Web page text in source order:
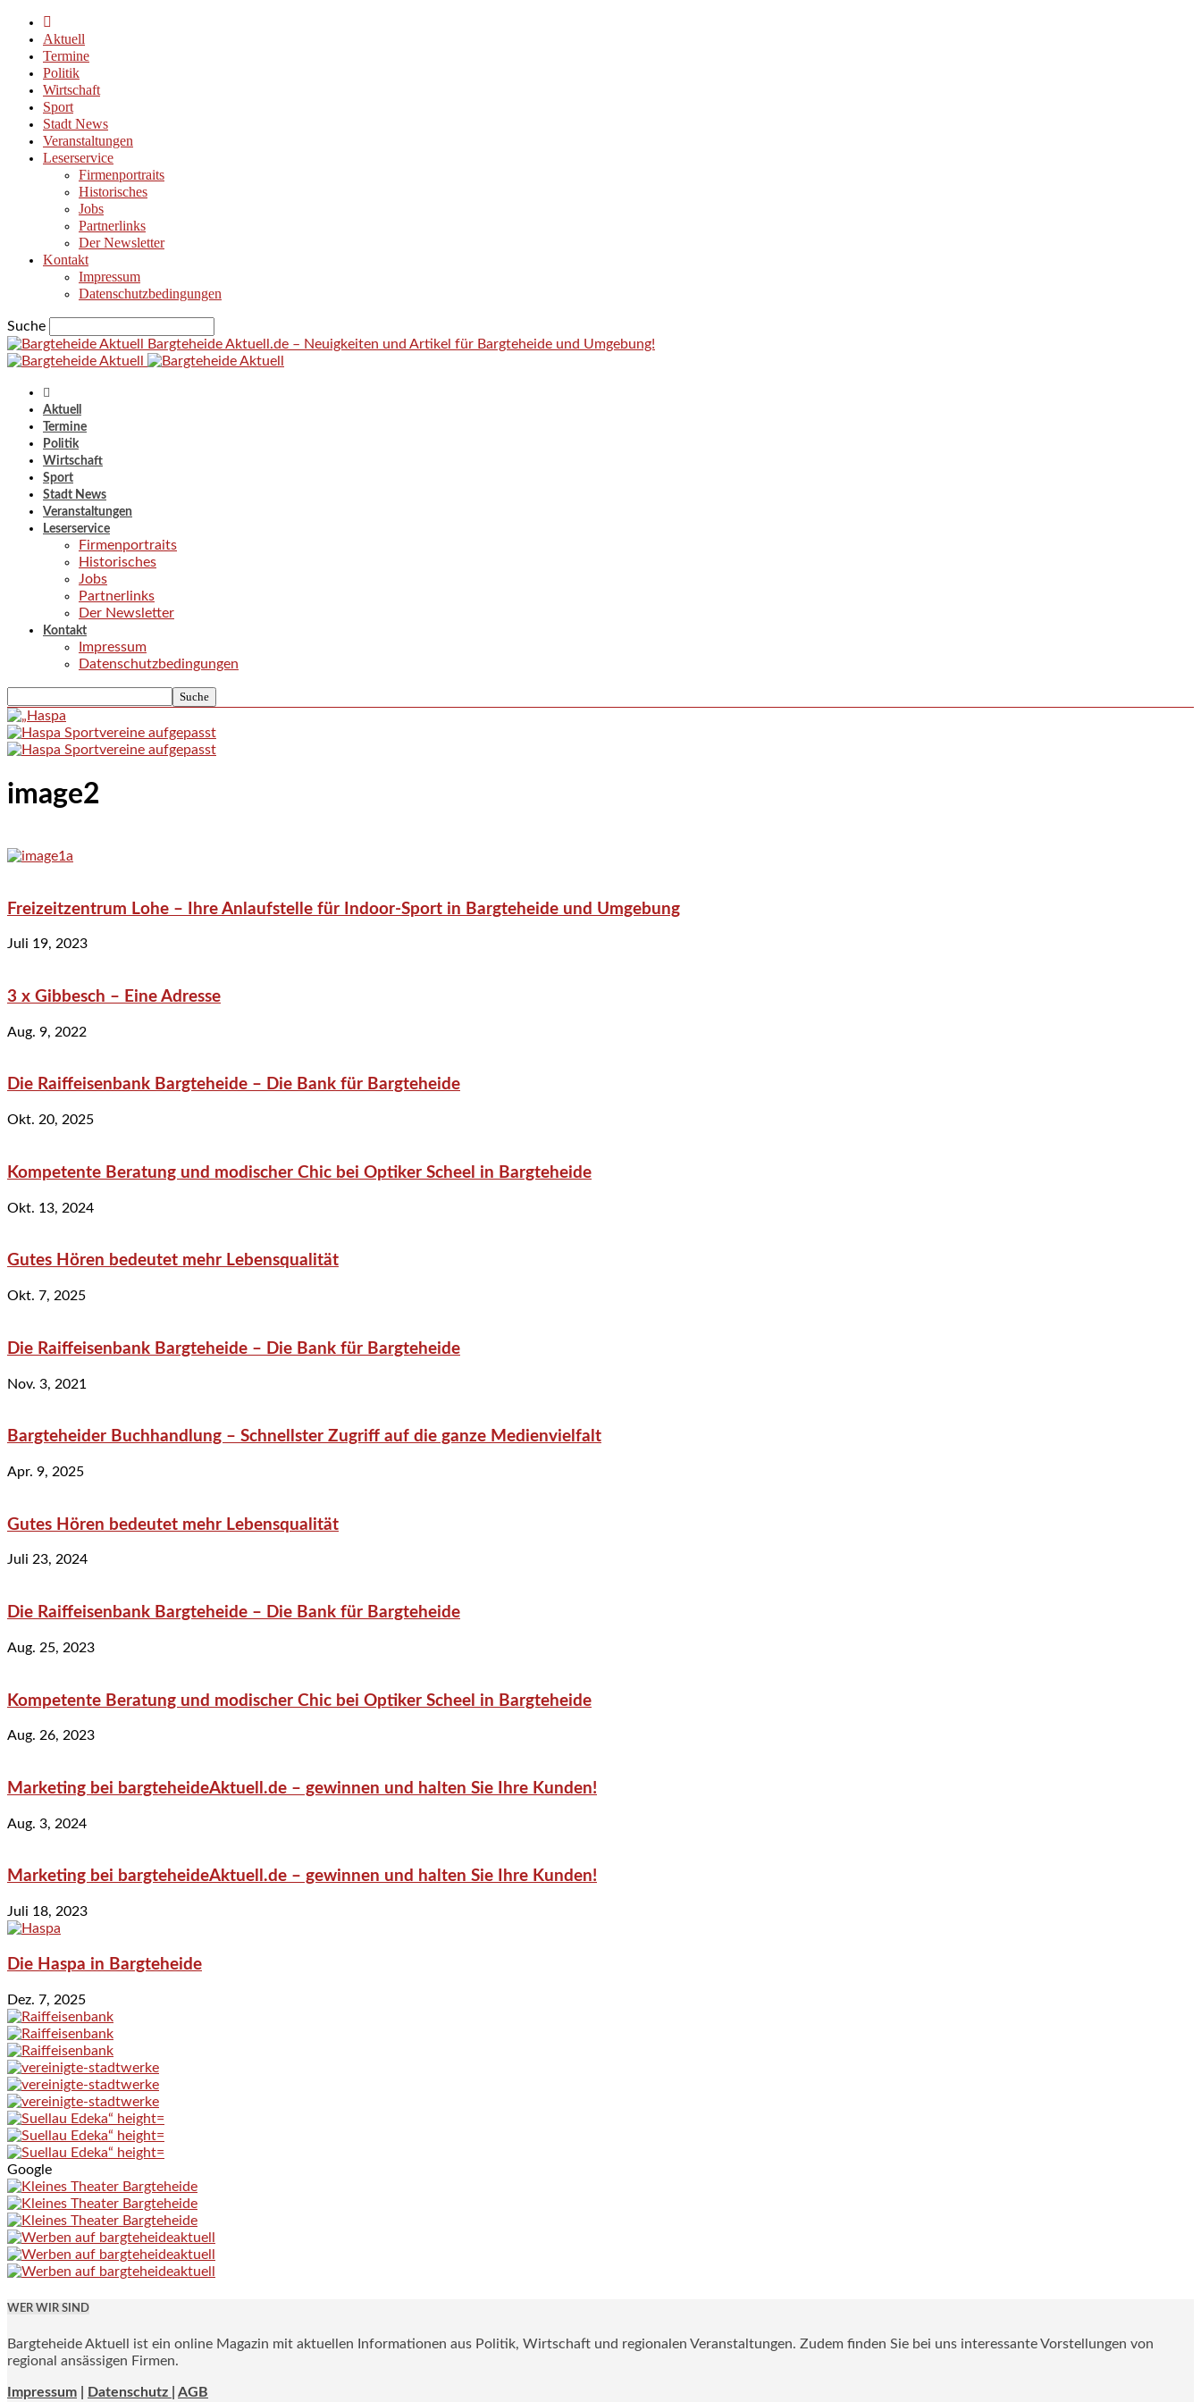
Aktuell
Termine
Politik
Wirtschaft
Sport
Stadt News
Veranstaltungen
Leserservice
Firmenportraits
Historisches
Jobs
Partnerlinks
Der Newsletter
Kontakt
Impressum
Datenschutzbedingungen
Suche
Bargteheide Aktuell.de – Neuigkeiten und Artikel für Bargteheide und Umgebung!
Aktuell
Termine
Politik
Wirtschaft
Sport
Stadt News
Veranstaltungen
Leserservice
Firmenportraits
Historisches
Jobs
Partnerlinks
Der Newsletter
Kontakt
Impressum
Datenschutzbedingungen
image2
Freizeitzentrum Lohe – Ihre Anlaufstelle für Indoor-Sport in Bargteheide und Umgebung
Juli 19, 2023
3 x Gibbesch – Eine Adresse
Aug. 9, 2022
Die Raiffeisenbank Bargteheide – Die Bank für Bargteheide
Okt. 20, 2025
Kompetente Beratung und modischer Chic bei Optiker Scheel in Bargteheide
Okt. 13, 2024
Gutes Hören bedeutet mehr Lebensqualität
Okt. 7, 2025
Die Raiffeisenbank Bargteheide – Die Bank für Bargteheide
Nov. 3, 2021
Bargteheider Buchhandlung – Schnellster Zugriff auf die ganze Medienvielfalt
Apr. 9, 2025
Gutes Hören bedeutet mehr Lebensqualität
Juli 23, 2024
Die Raiffeisenbank Bargteheide – Die Bank für Bargteheide
Aug. 25, 2023
Kompetente Beratung und modischer Chic bei Optiker Scheel in Bargteheide
Aug. 26, 2023
Marketing bei bargteheideAktuell.de – gewinnen und halten Sie Ihre Kunden!
Aug. 3, 2024
Marketing bei bargteheideAktuell.de – gewinnen und halten Sie Ihre Kunden!
Juli 18, 2023
Die Haspa in Bargteheide
Dez. 7, 2025
Google
WER WIR SIND
Bargteheide Aktuell ist ein online Magazin mit aktuellen Informationen aus Politik, Wirtschaft und regionalen Veranstaltungen. Zudem finden Sie bei uns interessante Vorstellungen von
regional ansässigen Firmen.
Impressum Datenschutz | AGB